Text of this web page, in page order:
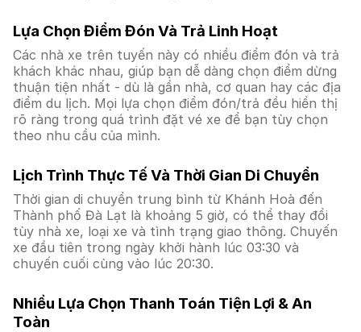
Lựa Chọn Điểm Đón Và Trả Linh Hoạt
Các nhà xe trên tuyến này có nhiều điểm đón và trả
khách khác nhau, giúp bạn dễ dàng chọn điểm dừng
thuận tiện nhất - dù là gần nhà, cơ quan hay các địa
điểm du lịch. Mọi lựa chọn điểm đón/trả đều hiển thị
rõ ràng trong quá trình đặt vé xe để bạn tùy chọn
theo nhu cầu của mình.
Lịch Trình Thực Tế Và Thời Gian Di Chuyển
Thời gian di chuyển trung bình từ Khánh Hoà đến
Thành phố Đà Lạt là khoảng 5 giờ, có thể thay đổi
tùy nhà xe, loại xe và tình trạng giao thông. Chuyến
xe đầu tiên trong ngày khởi hành lúc 03:30 và
chuyến cuối cùng vào lúc 20:30.
Nhiều Lựa Chọn Thanh Toán Tiện Lợi & An
Toàn